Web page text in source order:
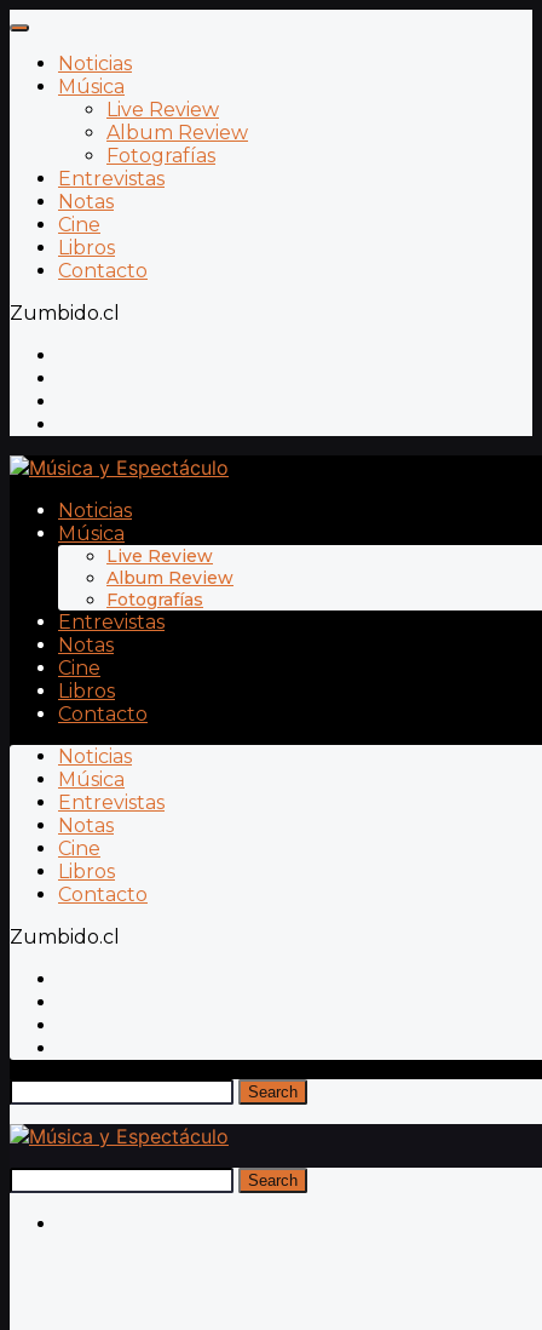
Noticias
Música
Live Review
Album Review
Fotografías
Entrevistas
Notas
Cine
Libros
Contacto
Zumbido.cl
Noticias
Música
Live Review
Album Review
Fotografías
Entrevistas
Notas
Cine
Libros
Contacto
Noticias
Música
Entrevistas
Notas
Cine
Libros
Contacto
Zumbido.cl
Search
Search